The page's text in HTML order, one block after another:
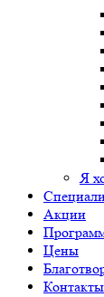
Я
Акции
Цены
Контакты